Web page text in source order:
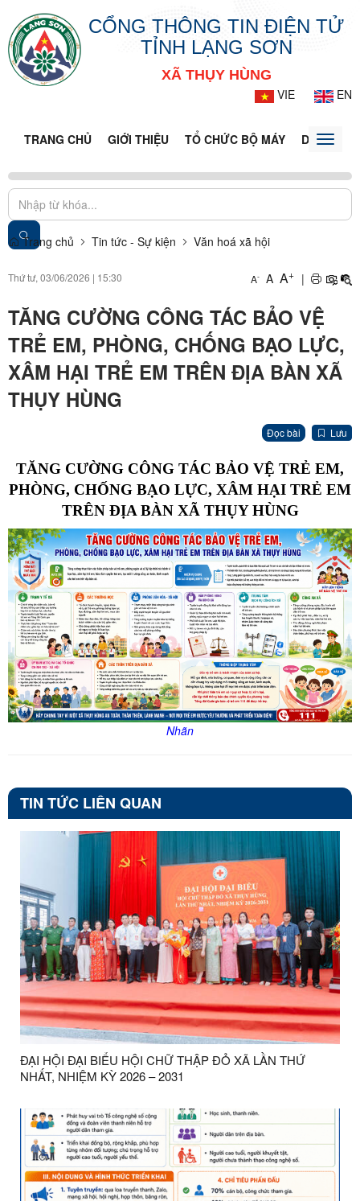
CỔNG THÔNG TIN ĐIỆN TỬ
TỈNH LẠNG SƠN
XÃ THỤY HÙNG
VIE
EN
TRANG CHỦ GIỚI THIỆU TỔ CHỨC BỘ MÁY DOANH
Toggle
Trang chủ Tin tức - Sự kiện Văn hoá xã hội
Thứ tư, 03/06/2026 | 15:30 A- A A+ |
TĂNG CƯỜNG CÔNG TÁC BẢO VỆ
TRẺ EM, PHÒNG, CHỐNG BẠO LỰC,
XÂM HẠI TRẺ EM TRÊN ĐỊA BÀN XÃ
THỤY HÙNG
Đọc bài Lưu
TĂNG CƯỜNG CÔNG TÁC BẢO VỆ TRẺ EM,
PHÒNG, CHỐNG BẠO LỰC, XÂM HẠI TRẺ EM
TRÊN ĐỊA BÀN XÃ THỤY HÙNG
Nhãn
TIN TỨC LIÊN QUAN
ĐẠI HỘI ĐẠI BIỂU HỘI CHỮ THẬP ĐỎ XÃ LẦN THỨ
NHẤT, NHIỆM KỲ 2026 – 2031